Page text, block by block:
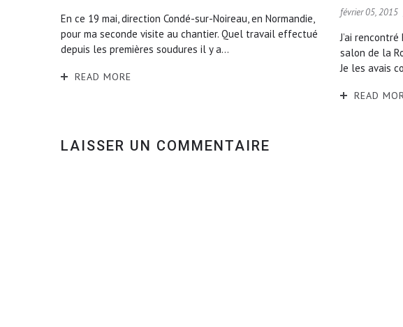
En ce 19 mai, direction Condé-sur-Noireau, en Normandie,
pour ma seconde visite au chantier. Quel travail effectué
depuis les premières soudures il y a...
READ MORE
février 05, 2015
J’ai
salon de la
Je les avais
READ
LAISSER UN COMMENTAIRE